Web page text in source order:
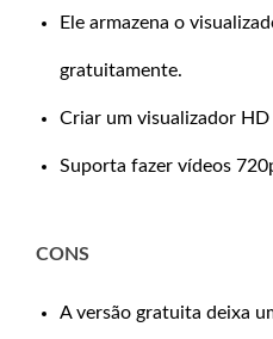
Ele armazena o
gratuitamente.
Criar um visualizador HD
Suporta fazer vídeos
CONS
A versão gratuita deixa